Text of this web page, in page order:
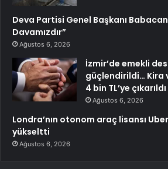
Deva Partisi Genel Başkanı
Davamızdır”
Ağustos 6, 2026
İzmir’de emekli
güçlendirildi… Kira
4 bin TL’ye çıkarıldı
Ağustos 6, 2026
Londra’nın otonom araç lisansı
yükseltti
Ağustos 6, 2026